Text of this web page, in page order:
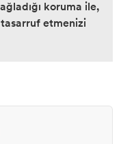
koruma ile,
tasarruf etmenizi